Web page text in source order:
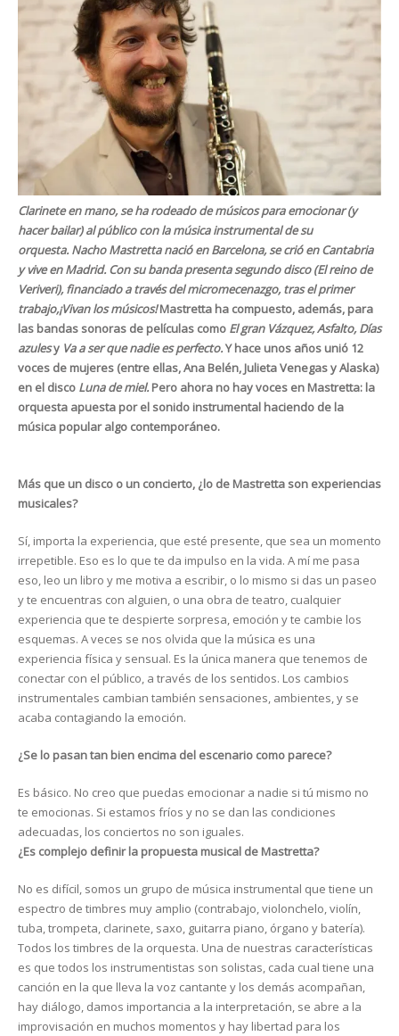
Clarinete en mano, se ha rodeado de músicos para emocionar (y
hacer bailar) al público con la música instrumental de su
orquesta. Nacho Mastretta nació en Barcelona, se crió en Cantabria
y vive en Madrid. Con su banda presenta segundo disco (El reino de
Veriveri), financiado a través del micromecenazgo, tras el primer
trabajo,¡Vivan los músicos!Mastretta ha compuesto, además, para
las bandas sonoras de películas como El gran Vázquez, Asfalto, Días
azulesy Va a ser que nadie es perfecto.Y hace unos años unió 12
voces de mujeres (entre ellas, Ana Belén, Julieta Venegas y Alaska)
en el disco Luna de miel. Pero ahora no hay voces en Mastretta: la
orquesta apuesta por el sonido instrumental haciendo de la
música popular algo contemporáneo.
Más que un disco o un concierto, ¿lo de Mastretta son experiencias
musicales?
Sí, importa la experiencia, que esté presente, que sea un momento
irrepetible. Eso es lo que te da impulso en la vida. A mí me pasa
eso, leo un libro y me motiva a escribir, o lo mismo si das un paseo
y te encuentras con alguien, o una obra de teatro, cualquier
experiencia que te despierte sorpresa, emoción y te cambie los
esquemas. A veces se nos olvida que la música es una
experiencia física y sensual. Es la única manera que tenemos de
conectar con el público, a través de los sentidos. Los cambios
instrumentales cambian también sensaciones, ambientes, y se
acaba contagiando la emoción.
¿Se lo pasan tan bien encima del escenario como parece?
Es básico. No creo que puedas emocionar a nadie si tú mismo no
te emocionas. Si estamos fríos y no se dan las condiciones
adecuadas, los conciertos no son iguales.
¿Es complejo definir la propuesta musical de Mastretta?
No es difícil, somos un grupo de música instrumental que tiene un
espectro de timbres muy amplio (contrabajo, violonchelo, violín,
tuba, trompeta, clarinete, saxo, guitarra piano, órgano y batería).
Todos los timbres de la orquesta. Una de nuestras características
es que todos los instrumentistas son solistas, cada cual tiene una
canción en la que lleva la voz cantante y los demás acompañan,
hay diálogo, damos importancia a la interpretación, se abre a la
improvisación en muchos momentos y hay libertad para los